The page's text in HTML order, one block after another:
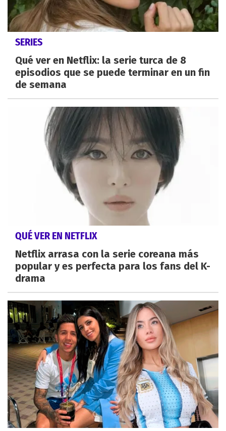
SERIES
Qué ver en Netflix: la serie turca de 8
episodios que se puede terminar en un fin
de semana
QUÉ VER EN NETFLIX
Netflix arrasa con la serie coreana más
popular y es perfecta para los fans del K-
drama